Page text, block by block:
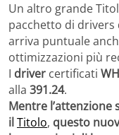
Un altro grande
pacchetto di drivers
arriva puntuale
ottimizzazioni più
I driver certificati
alla 391.24.
Mentre
il Titolo, questo